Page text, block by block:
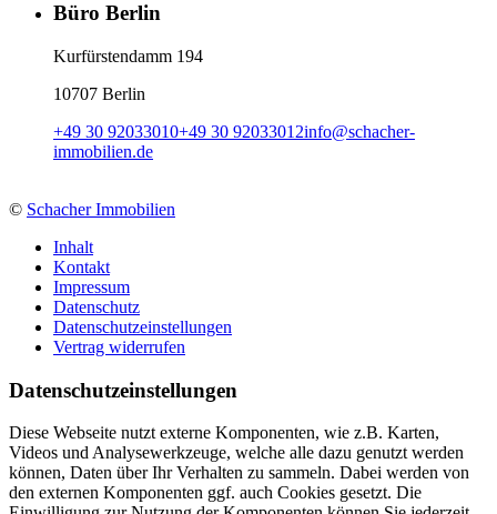
Büro Berlin
Kurfürstendamm 194
10707 Berlin
+49 30 92033010+49 30 92033012info@schacher-
immobilien.de
© Schacher Immobilien
Inhalt
Kontakt
Impressum
Datenschutz
Datenschutzeinstellungen
Vertrag widerrufen
Daten­schutz­ein­stellungen
Diese Webseite nutzt externe Komponenten, wie z.B. Karten,
Videos und Analysewerkzeuge, welche alle dazu genutzt werden
können, Daten über Ihr Verhalten zu sammeln. Dabei werden von
den externen Komponenten ggf. auch Cookies gesetzt. Die